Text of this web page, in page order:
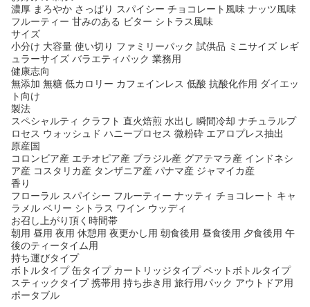
濃厚 まろやか さっぱり スパイシー チョコレート風味 ナッツ風味
フルーティー 甘みのある ビター シトラス風味
サイズ
小分け 大容量 使い切り ファミリーパック 試供品 ミニサイズ レギ
ュラーサイズ バラエティパック 業務用
健康志向
無添加 無糖 低カロリー カフェインレス 低酸 抗酸化作用 ダイエッ
ト向け
製法
スペシャルティ クラフト 直火焙煎 水出し 瞬間冷却 ナチュラルプ
ロセス ウォッシュド ハニープロセス 微粉砕 エアロプレス抽出
原産国
コロンビア産 エチオピア産 ブラジル産 グアテマラ産 インドネシ
ア産 コスタリカ産 タンザニア産 パナマ産 ジャマイカ産
香り
フローラル スパイシー フルーティー ナッティ チョコレート キャ
ラメル ベリー シトラス ワイン ウッディ
お召し上がり頂く時間帯
朝用 昼用 夜用 休憩用 夜更かし用 朝食後用 昼食後用 夕食後用 午
後のティータイム用
持ち運びタイプ
ボトルタイプ 缶タイプ カートリッジタイプ ペットボトルタイプ
スティックタイプ 携帯用 持ち歩き用 旅行用パック アウトドア用
ポータブル